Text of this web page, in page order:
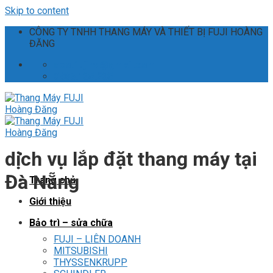
Skip to content
CÔNG TY TNHH THANG MÁY VÀ THIẾT BỊ FUJI HOÀNG
ĐĂNG
Trang chủ
Giới thiệu
Bảo trì – sửa chữa
FUJI – LIÊN DOANH
MITSUBISHI
THYSSENKRUPP
dịch vụ lắp đặt thang máy tại
Đà Nẵng